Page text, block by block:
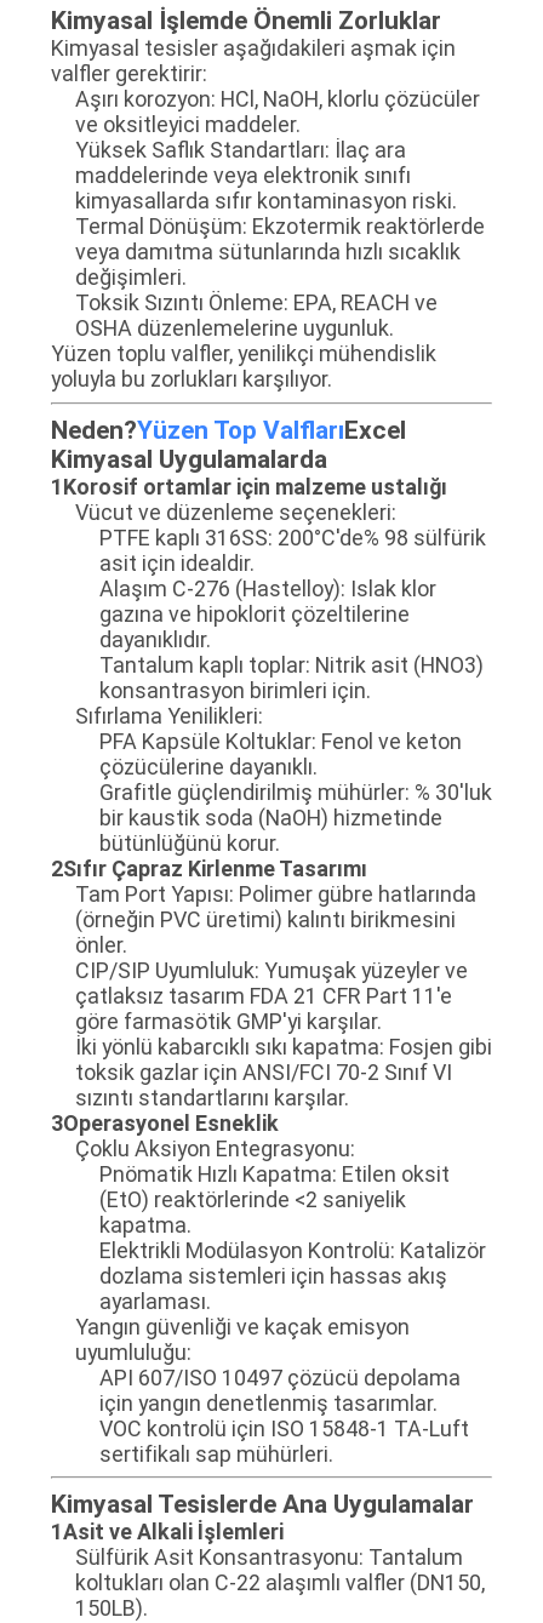
PRIVACY
POLICY
Kimyasal İşlemde Önemli Zorluklar
Kimyasal tesisler aşağıdakileri aşmak için
valfler gerektirir:
Aşırı korozyon: HCl, NaOH, klorlu çözücüler
ve oksitleyici maddeler.
Yüksek Saflık Standartları: İlaç ara
maddelerinde veya elektronik sınıfı
kimyasallarda sıfır kontaminasyon riski.
Termal Dönüşüm: Ekzotermik reaktörlerde
veya damıtma sütunlarında hızlı sıcaklık
değişimleri.
Toksik Sızıntı Önleme: EPA, REACH ve
OSHA düzenlemelerine uygunluk.
Yüzen toplu valfler, yenilikçi mühendislik
yoluyla bu zorlukları karşılıyor.
Neden?Yüzen Top ValflarıExcel
Kimyasal Uygulamalarda
1Korosif ortamlar için malzeme ustalığı
Vücut ve düzenleme seçenekleri:
PTFE kaplı 316SS: 200°C'de% 98 sülfürik
asit için idealdir.
Alaşım C-276 (Hastelloy): Islak klor
gazına ve hipoklorit çözeltilerine
dayanıklıdır.
Tantalum kaplı toplar: Nitrik asit (HNO3)
konsantrasyon birimleri için.
Sıfırlama Yenilikleri:
PFA Kapsüle Koltuklar: Fenol ve keton
çözücülerine dayanıklı.
Grafitle güçlendirilmiş mühürler: % 30'luk
bir kaustik soda (NaOH) hizmetinde
bütünlüğünü korur.
2Sıfır Çapraz Kirlenme Tasarımı
Tam Port Yapısı: Polimer gübre hatlarında
(örneğin PVC üretimi) kalıntı birikmesini
önler.
CIP/SIP Uyumluluk: Yumuşak yüzeyler ve
çatlaksız tasarım FDA 21 CFR Part 11'e
göre farmasötik GMP'yi karşılar.
İki yönlü kabarcıklı sıkı kapatma: Fosjen gibi
toksik gazlar için ANSI/FCI 70-2 Sınıf VI
sızıntı standartlarını karşılar.
3Operasyonel Esneklik
Çoklu Aksiyon Entegrasyonu:
Pnömatik Hızlı Kapatma: Etilen oksit
(EtO) reaktörlerinde <2 saniyelik
kapatma.
Elektrikli Modülasyon Kontrolü: Katalizör
dozlama sistemleri için hassas akış
ayarlaması.
Yangın güvenliği ve kaçak emisyon
uyumluluğu:
API 607/ISO 10497 çözücü depolama
için yangın denetlenmiş tasarımlar.
VOC kontrolü için ISO 15848-1 TA-Luft
sertifikalı sap mühürleri.
Kimyasal Tesislerde Ana Uygulamalar
1Asit ve Alkali İşlemleri
Sülfürik Asit Konsantrasyonu: Tantalum
koltukları olan C-22 alaşımlı valfler (DN150,
150LB).